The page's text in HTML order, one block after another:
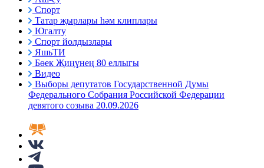
Спорт
Татар җырлары һәм клиплары
Югалту
Спорт йолдызлары
ЯшьТИ
Бөек Җиңүнең 80 еллыгы
Видео
Выборы депутатов Государственной Думы
Федерального Собрания Российской Федерации
девятого созыва 20.09.2026